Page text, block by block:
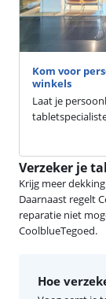
Kom voor
winkels
Laat je
Verzeker je
Krijg meer
Daarnaast regelt
reparatie niet
CoolblueTegoed.
Hoe